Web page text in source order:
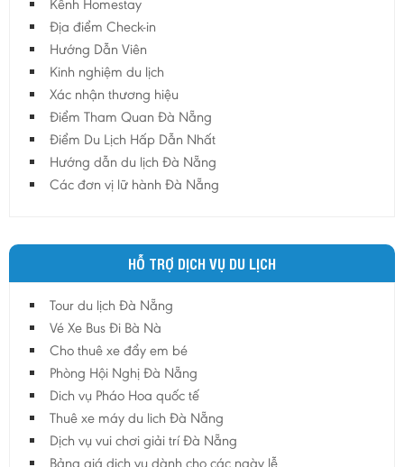
Hà Tây
Hòa Bình
Hậu Giang
Hải Dương
Hải Phòng
Hưng Yên
Lào Cai
Lâm Đồng
Lai Châu
Lạng Sơn
Long An
Nam Định
Nghệ An
Kênh Homestay
Địa điểm Check-in
Hướng Dẫn Viên
Kinh nghiệm du lịch
Xác nhận thương hiệu
Điểm Tham Quan Đà Nẵng
Điểm Du Lịch Hấp Dẫn Nhất
Hướng dẫn du lịch Đà Nẵng
Các đơn vị lữ hành Đà Nẵng
HỖ TRỢ DỊCH VỤ DU LỊCH
Tour du lịch Đà Nẵng
Vé Xe Bus Đi Bà Nà
Cho thuê xe đẩy em bé
Phòng Hội Nghị Đà Nẵng
Dich vụ Pháo Hoa quốc tế
Thuê xe máy du lich Đà Nẵng
Dịch vụ vui chơi giải trí Đà Nẵng
Bảng giá dịch vụ dành cho các ngày lễ